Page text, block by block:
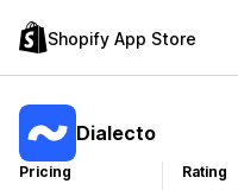
Shopify App Store
Dialecto
Pricing
Rating